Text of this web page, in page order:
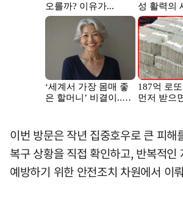
이번 방문은 작년 집중호우로 큰 피해
복구 상황을 직접 확인하고, 반복적인
예방하기 위한 안전조치 차원에서 이